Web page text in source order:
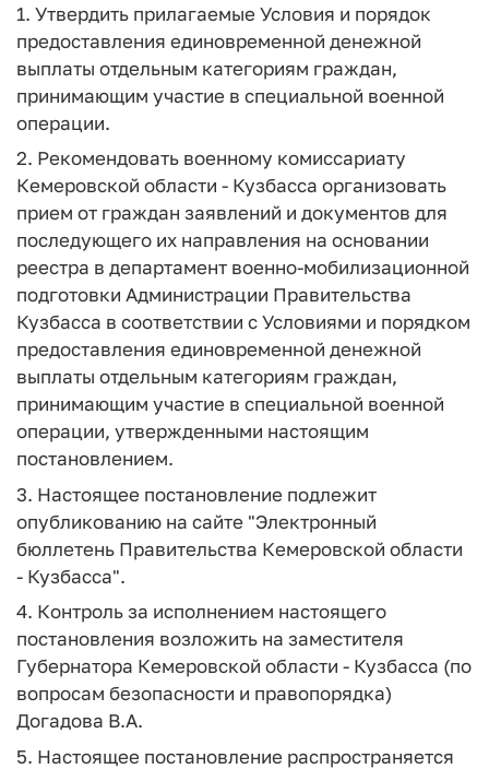
1. Утвердить прилагаемые Условия и порядок
предоставления единовременной денежной
выплаты отдельным категориям граждан,
принимающим участие в специальной военной
операции.
2. Рекомендовать военному комиссариату
Кемеровской области - Кузбасса организовать
прием от граждан заявлений и документов для
последующего их направления на основании
реестра в департамент военно-мобилизационной
подготовки Администрации Правительства
Кузбасса в соответствии с Условиями и порядком
предоставления единовременной денежной
выплаты отдельным категориям граждан,
принимающим участие в специальной военной
операции, утвержденными настоящим
постановлением.
3. Настоящее постановление подлежит
опубликованию на сайте "Электронный
бюллетень Правительства Кемеровской области
- Кузбасса".
4. Контроль за исполнением настоящего
постановления возложить на заместителя
Губернатора Кемеровской области - Кузбасса (по
вопросам безопасности и правопорядка)
Догадова В.А.
5. Настоящее постановление распространяется